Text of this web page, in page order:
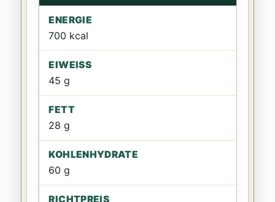
700 kcal
45 g
28 g
60 g